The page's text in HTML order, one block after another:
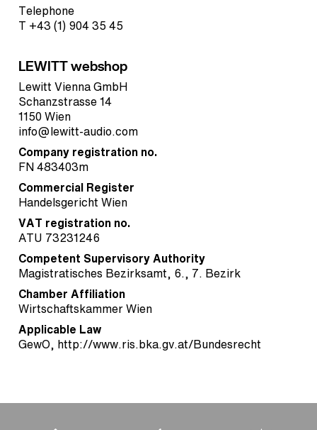
Telephone
T +43 (1) 904 35 45
LEWITT webshop
Lewitt Vienna GmbH
Schanzstrasse 14
1150 Wien
info@lewitt-audio.com
Company registration no.
FN 483403m
Commercial Register
Handelsgericht Wien
VAT registration no.
ATU 73231246
Competent Supervisory Authority
Magistratisches Bezirksamt, 6., 7. Bezirk
Chamber Affiliation
Wirtschaftskammer Wien
Applicable Law
GewO, http://www.ris.bka.gv.at/Bundesrecht